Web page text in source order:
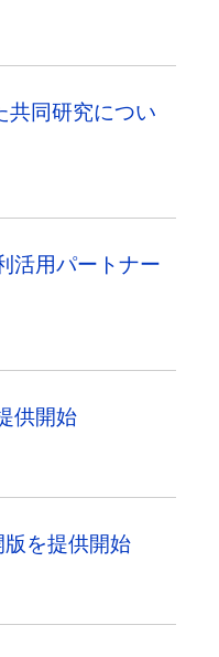
共同研究につい
活用パートナー
供開始
を提供開始